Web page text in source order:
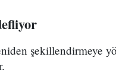
şekillendirmeye